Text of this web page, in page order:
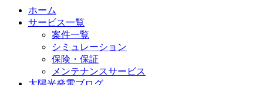
ホーム
サービス一覧
案件一覧
シミュレーション
保険・保証
メンテナンスサービス